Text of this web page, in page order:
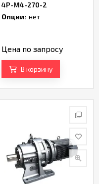
4P-M4-270-2
Опции: нет
Цена по запросу
В корзину